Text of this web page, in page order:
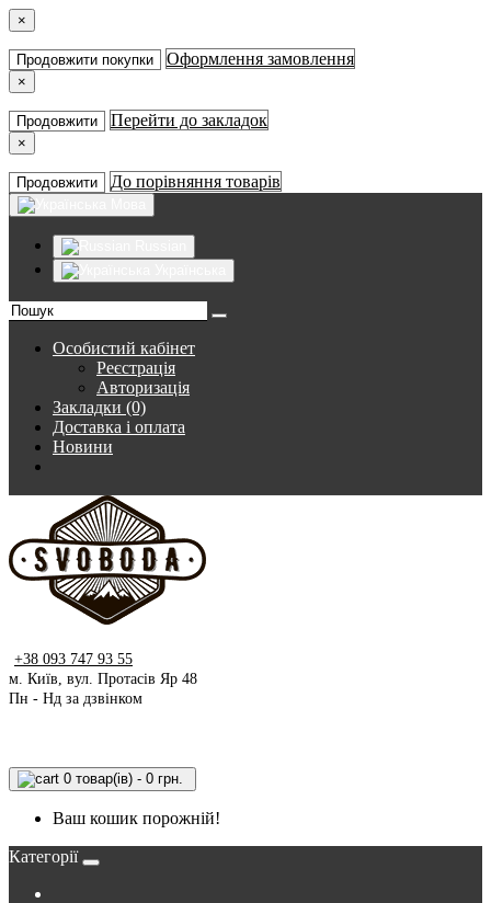
×
Продовжити покупки Оформлення замовлення
×
Продовжити Перейти до закладок
×
Продовжити До порівняння товарів
Особистий кабінет
Реєстрація
Авторизація
Закладки (0)
Доставка і оплата
Новини
+38 093 747 93 55
м. Київ, вул. Протасів Яр 48
Пн - Нд за дзвінком
0 товар(ів) - 0 грн.
Ваш кошик порожній!
Категорії